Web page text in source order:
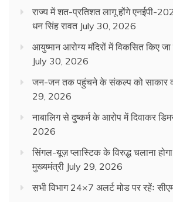
राज्य में शत-प्रतिशत लागू होंगे एनईपी-
धन सिंह रावत July 30, 2026
आयुष्मान आरोग्य मंदिरों में विकसित किए
July 30, 2026
जन-जन तक पहुंचने के संकल्प को साकार
29, 2026
नाबालिग से दुष्कर्म के आरोप में दिवाकर
2026
सिंगल-यूज़ प्लास्टिक के विरुद्ध चलाना होगा
मुख्यमंत्री July 29, 2026
सभी विभाग 24×7 अलर्ट मोड पर रहेंः